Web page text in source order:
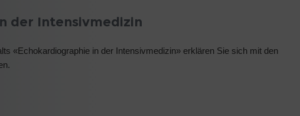
der Intensivmedizin
«Echokardiographie in der Intensivmedizin» erklären Sie sich mit den